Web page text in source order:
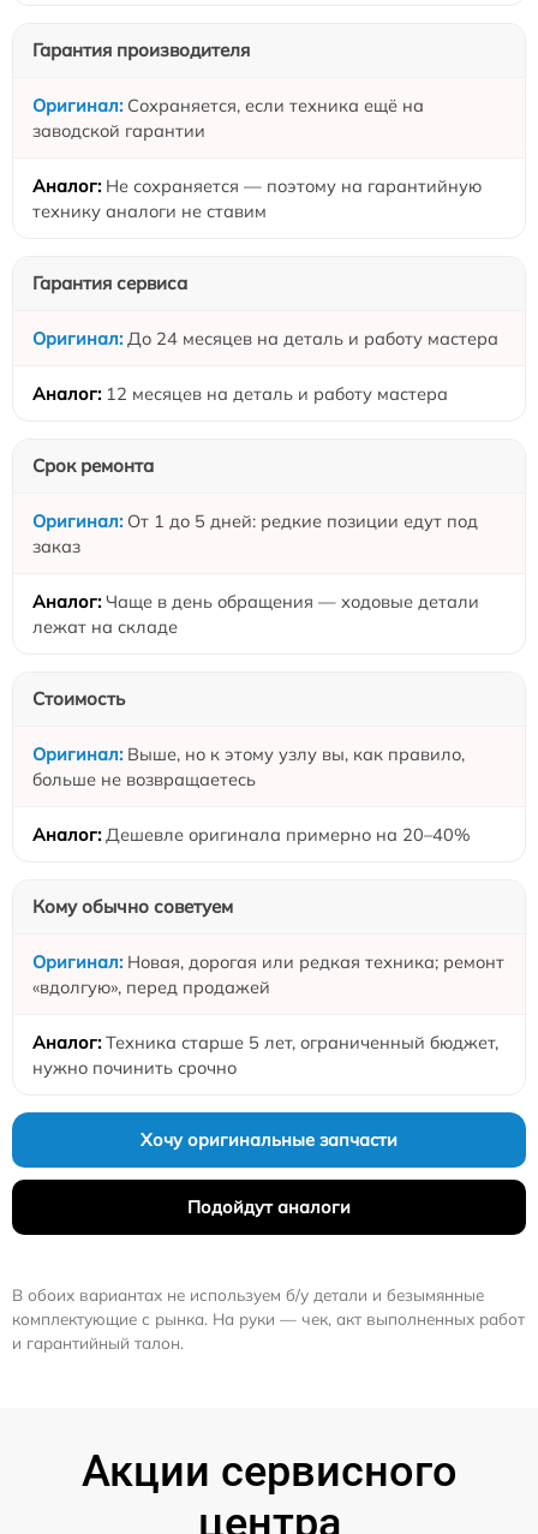
Гарантия производителя
Сохраняется, если техника ещё на
заводской гарантии
Не сохраняется — поэтому на гарантийную
технику аналоги не ставим
Гарантия сервиса
До 24 месяцев на деталь и работу мастера
12 месяцев на деталь и работу мастера
Срок ремонта
От 1 до 5 дней: редкие позиции едут под
заказ
Чаще в день обращения — ходовые детали
лежат на складе
Стоимость
Выше, но к этому узлу вы, как правило,
больше не возвращаетесь
Дешевле оригинала примерно на 20–40%
Кому обычно советуем
Новая, дорогая или редкая техника; ремонт
«вдолгую», перед продажей
Техника старше 5 лет, ограниченный бюджет,
нужно починить срочно
Хочу оригинальные запчасти
Подойдут аналоги
В обоих вариантах не используем б/у детали и безымянные
комплектующие с рынка. На руки — чек, акт выполненных работ
и гарантийный талон.
Акции сервисного
центра